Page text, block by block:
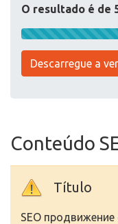
O resultado é de
Descarregue a
Conteúdo
Título
SEO